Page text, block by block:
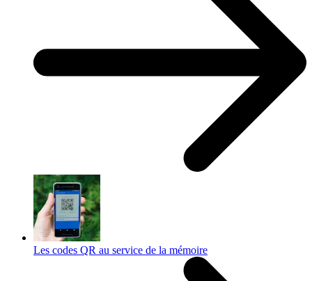
Les codes QR au service de la mémoire